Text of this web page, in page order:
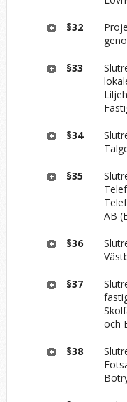
§32
§33
§34
§35
AB
§36
§37
och
§38